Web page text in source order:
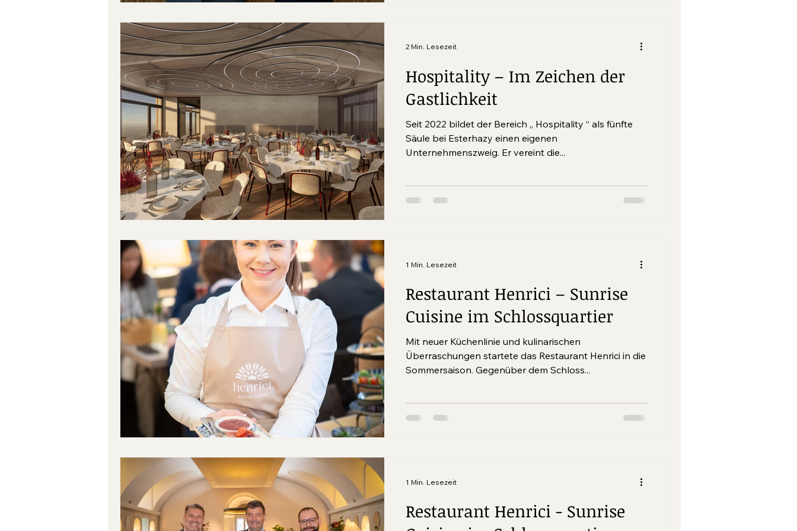
die Nachhaltigkeit im Burgenland.
Hospitality – Im Zeichen der
Gastlichkeit
Seit 2022 bildet der Bereich „ Hospitality “ als fünfte
Säule bei Esterhazy einen eigenen
Unternehmenszweig. Er vereint die...
2 Min. Lesezeit
Restaurant Henrici – Sunrise
Cuisine im Schlossquartier
Mit neuer Küchenlinie und kulinarischen
Überraschungen startete das Restaurant Henrici in die
Sommersaison. Gegenüber dem Schloss...
1 Min. Lesezeit
Restaurant Henrici - Sunrise
1 Min. Lesezeit